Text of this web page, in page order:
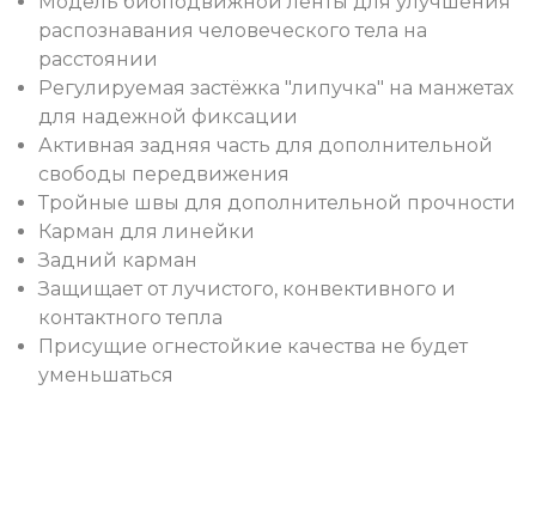
распознавания человеческого тела на
расстоянии
Регулируемая застёжка "липучка" на манжетах
для надежной фиксации
Активная задняя часть для дополнительной
свободы передвижения
Тройные швы для дополнительной прочности
Карман для линейки
Задний карман
Защищает от лучистого, конвективного и
контактного тепла
Присущие огнестойкие качества не будет
уменьшаться